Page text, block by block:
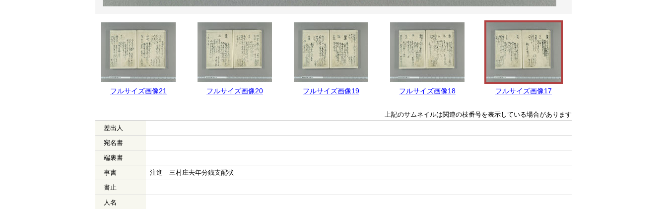
フルサイズ画像21 フルサイズ画像20 フルサイズ画像19 フルサイズ画像18 フルサイズ画像17
上記のサムネイルは関連の枝番号を表示している場合があります
差出人
宛名書
端裏書
事書
注進 三村庄去年分銭支配状
書止
人名